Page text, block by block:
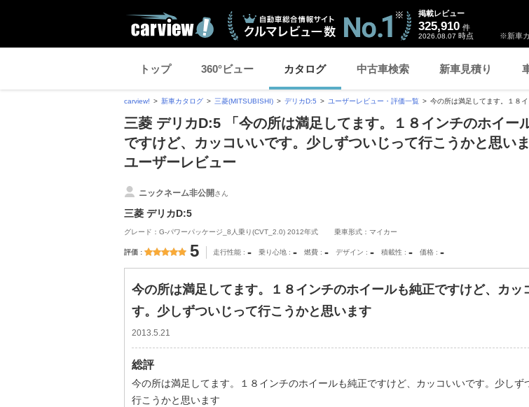
※新車
掲載レビュー
325,910 件
2026.08.07 時点
トップ 360°ビュー カタログ 中古車検索 新車見積り
carview! 新車カタログ 三菱(MITSUBISHI) デリカD:5 ユーザーレビュー・評価一覧 今の所は満足してます。１８イ
三菱 デリカD:5 「今の所は満足してます。１８インチのホイー
ですけど、カッコいいです。少しずついじって行こうかと思い
ユーザーレビュー
ニックネーム非公開さん
三菱 デリカD:5
グレード：G-パワーパッケージ_8人乗り(CVT_2.0) 2012年式 乗車形式：マイカー
評価 5 走行性能 - 乗り心地 - 燃費 - デザイン - 積載性 - 価格 -
今の所は満足してます。１８インチのホイールも純正ですけど、カッ
す。少しずついじって行こうかと思います
2013.5.21
総評
今の所は満足してます。１８インチのホイールも純正ですけど、カッコいいです。少しず
行こうかと思います